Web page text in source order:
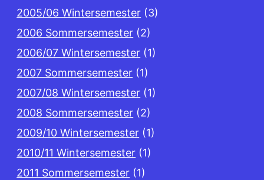
2005/06 Wintersemester (3)
2006 Sommersemester (2)
2006/07 Wintersemester (1)
2007 Sommersemester (1)
2007/08 Wintersemester (1)
2008 Sommersemester (2)
2009/10 Wintersemester (1)
2010/11 Wintersemester (1)
2011 Sommersemester (1)